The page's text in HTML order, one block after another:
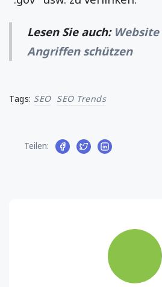
Lesen Sie auch: Website
Angriffen schützen
Tags: SEO SEO Trends
Teilen: